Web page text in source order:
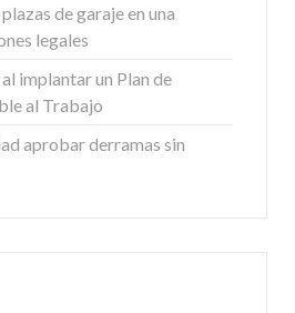
de garaje en una
legales
implantar un Plan de
al Trabajo
aprobar derramas sin